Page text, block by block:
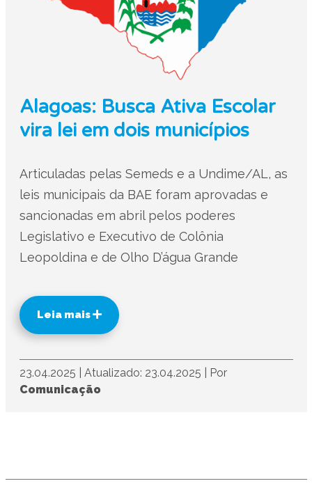
Alagoas: Busca Ativa Escolar
vira lei em dois municípios
Articuladas pelas Semeds e a Undime/AL, as
leis municipais da BAE foram aprovadas e
sancionadas em abril pelos poderes
Legislativo e Executivo de Colônia
Leopoldina e de Olho D’água Grande
Leia mais
23.04.2025 Atualizado: 23.04.2025
Por
Comunicação